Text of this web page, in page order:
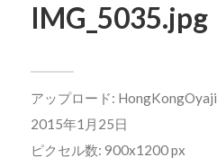
IMG_5035.jpg
アップロード: HongKongOyaji
2015年1月25日
ピクセル数: 900x1200 px